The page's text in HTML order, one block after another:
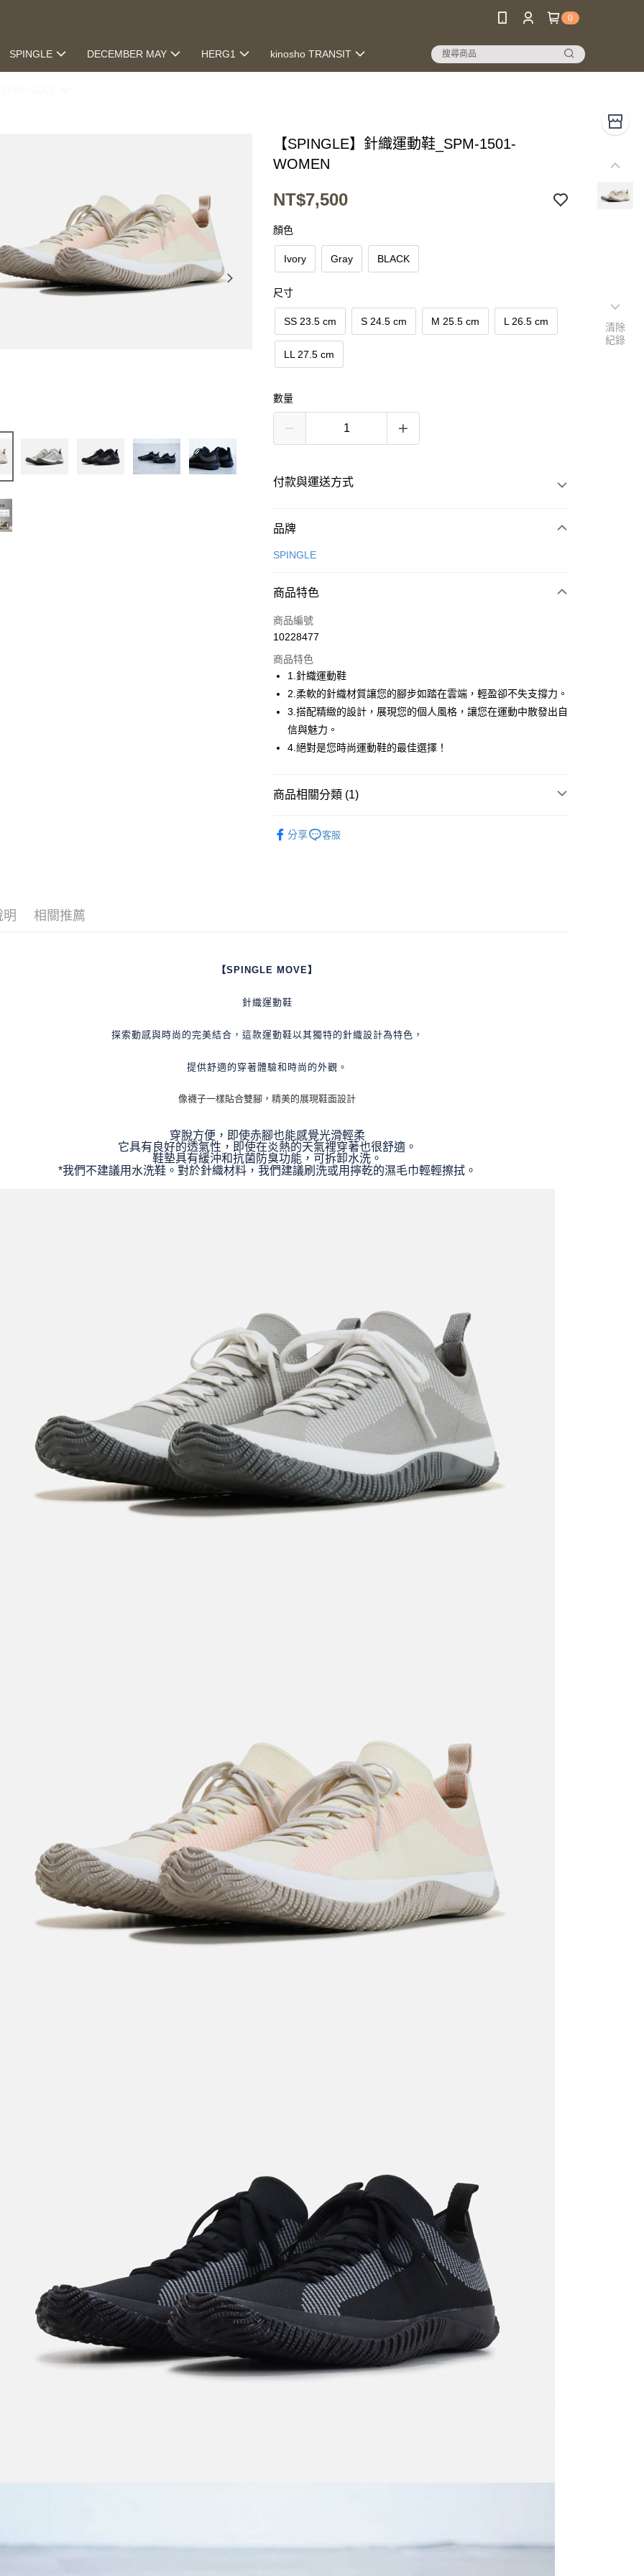
0
SPINGLE DECEMBER MAY HERG1 kinosho TRANSIT
【SPINGLE】針織運動鞋_SPM-1501-
WOMEN
NT$7,500
顏色
Ivory Gray BLACK
尺寸
SS 23.5 cm S 24.5 cm M 25.5 cm L 26.5 cm
LL 27.5 cm
數量
付款與運送方式
付款方式
信用卡一次付款
Apple Pay
街口支付
悠遊付
全盈+PAY
ATM付款
運送方式
每筆NT$60
每筆NT$60
宅配
品牌
SPINGLE
商品特色
商品編號
10228477
商品特色
1.針織運動鞋
2.柔軟的針織材質讓您的腳步如踏在雲端，輕盈卻不失支撐力。
3.搭配精緻的設計，展現您的個人風格，讓您在運動中散發出自
信與魅力。
4.絕對是您時尚運動鞋的最佳選擇！
商品相關分類 (1)
分享
客服
明 相關推薦
【SPINGLE MOVE】
針織運動鞋
探索動感與時尚的完美結合，這款運動鞋以其獨特的針織設計為特色，
提供舒適的穿著體驗和時尚的外觀。
像襪子一樣貼合雙腳，精美的展現鞋面設計
穿脫方便，即使赤腳也能感覺光滑輕柔
它具有良好的透氣性，即使在炎熱的天氣裡穿著也很舒適。
鞋墊具有緩沖和抗菌防臭功能，可拆卸水洗。
*我們不建議用水洗鞋。 對於針織材料，我們建議刷洗或用擰乾的濕毛巾輕輕擦拭。
清除
紀錄